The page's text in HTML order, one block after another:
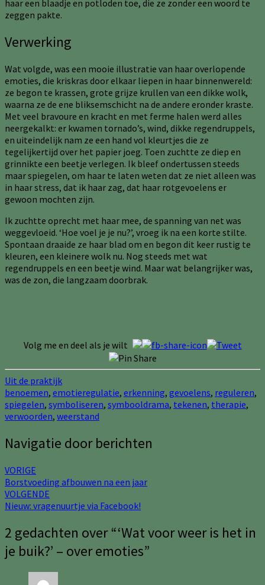
haar een blaadje en potloden toe, die ze zonder een woord te
zeggen pakte.
Verwerking
Wat volgde, was een mooie illustratie van haar overlopende
emoties, die kriskras door elkaar liepen in haar binnenwereld:
ze begon te krassen, grote grijze krullen van een dikke wolk,
waarna ze de ene bliksemschicht na de andere eronder kraste.
Met veel bravoure en kracht en met ferme halen werd alles
neergekalkt: er kwamen tornado’s, wind, dikke regendruppels,
en uiteindelijk nam ze een hand vol kleurtjes die ze
tegelijkertijd over het papier joeg. Toen zuchtte ze diep en
grinnikte een beetje verlegen. Ik bleef ondertussen steeds
maar spiegelen, om haar te laten weten dat ze niet alleen was
in haar stress, dat ik haar zag, dat haar rotgevoelens er
gewoon mochten zijn.
Ik zuchtte oprecht met haar mee, de spanning van net was
weggevloeid. ‘Hoe voel je je nu?’, vroeg ik na een korte stilte.
Spontaan draaide ze haar blad om en begon dit keer rustig te
kleuren, een kleinere wolk nu. Nog steeds met wat
regendruppels en een beetje wind. Maar wat belangrijker was,
was de zon, die langzaam doorbrak.
Volg me en deel als je wilt
Uit de praktijk
benoemen, emotieregulatie, erkenning, gevoelens, reguleren,
spiegelen, symboliseren, symbooldrama, tekenen, therapie,
verwoorden, weerstand
Navigatie door berichten
VORIGE
Borstvoeding afbouwen na een jaar
VOLGENDE
Nieuw: vragenuurtje via Facebook!
2 gedachten over “‘Wat voor weer is het in
je buik?’ – over emoties”